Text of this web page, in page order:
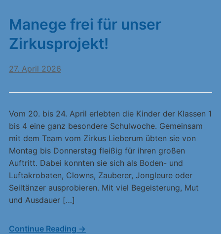
Manege frei für unser
Zirkusprojekt!
27. April 2026
Vom 20. bis 24. April erlebten die Kinder der Klassen 1
bis 4 eine ganz besondere Schulwoche. Gemeinsam
mit dem Team vom Zirkus Lieberum übten sie von
Montag bis Donnerstag fleißig für ihren großen
Auftritt. Dabei konnten sie sich als Boden- und
Luftakrobaten, Clowns, Zauberer, Jongleure oder
Seiltänzer ausprobieren. Mit viel Begeisterung, Mut
und Ausdauer […]
Continue Reading →